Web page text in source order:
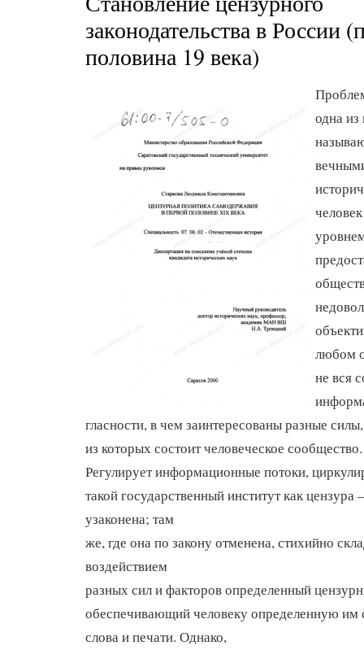
законодательства в России
половина 19 века)
одна
любом
не вся
гласности, в чем заинтересованы разные
из которых состоит человеческое сообщество.
Регулирует информационные потоки,
такой государственный институт как цензура
узаконена; там
же, где она по закону отменена, стихийно
воздействием
разных сил и факторов определенный
обеспечивающий человеку определенную им
слова и печати. Однако,